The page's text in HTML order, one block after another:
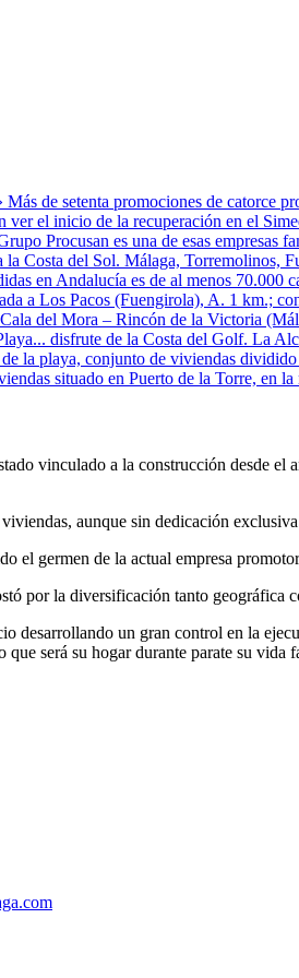
Más de setenta promociones de catorce
ver el inicio de la recuperación en el
Procusan es una de esas empresas
la Costa del Sol. Málaga, Torremolinos,
en Andalucía es de al menos 70.000
a Los Pacos (Fuengirola), A. 1 km.;
del Mora – Rincón de la Victoria
disfrute de la Costa del Golf. La
la playa, conjunto de viviendas
situado en Puerto de la Torre, en
vinculado a la construcción desde el
aunque sin dedicación
el germen de la actual empresa
por la diversificación tanto geográfica
desarrollando un gran control en la
será su hogar durante parate su vida